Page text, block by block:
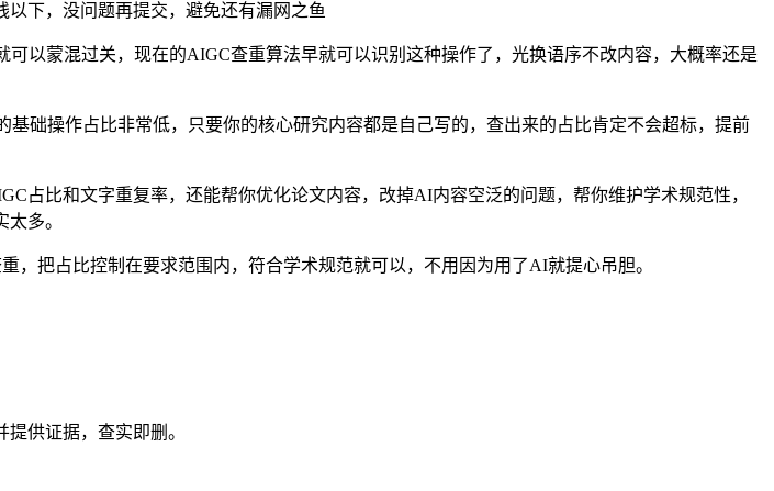
以下，没问题再提交，避免还有漏网之鱼
以蒙混过关，现在的AIGC查重算法早就可以识别这种操作了，光换语序不改内容，大概率还是
础操作占比非常低，只要你的核心研究内容都是自己写的，查出来的占比肯定不会超标，提前
占比和文字重复率，还能帮你优化论文内容，改掉AI内容空泛的问题，帮你维护学术规范性，
多。
把占比控制在要求范围内，符合学术规范就可以，不用因为用了AI就提心吊胆。
供证据，查实即删。